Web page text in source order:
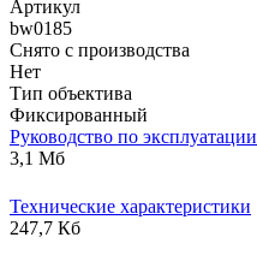
Артикул
bw0185
Снято с производства
Нет
Тип объектива
Фиксированный
Руководство по эксплуатации
3,1 Мб
Технические характеристики
247,7 Кб